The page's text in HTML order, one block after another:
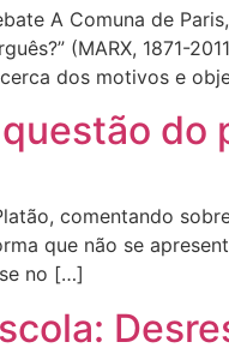
A Comuna de
(MARX, 1871-
dos motivos e
do
comentando
que não se
no […]